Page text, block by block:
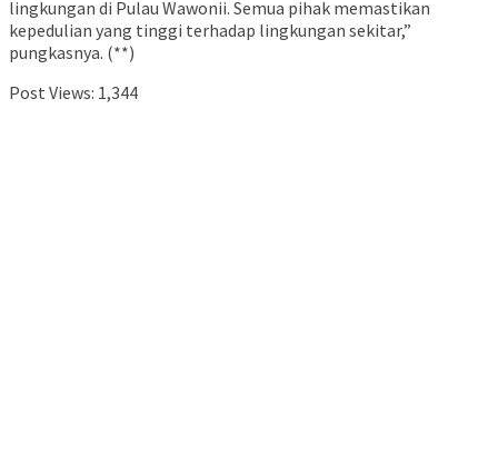
lingkungan di Pulau Wawonii. Semua pihak memastikan
kepedulian yang tinggi terhadap lingkungan sekitar,”
pungkasnya. (**)
Post Views: 1,344